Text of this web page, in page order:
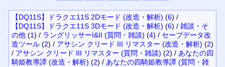
【DQ11S】ドラクエ11S 2Dモード (改造・解析) (6) /
【DQ11S】ドラクエ11S 3Dモード (改造・解析) (6) / 雑談・そ
の他 (1) / ラングリッサーI&II (質問・雑談) (4) / セーブデータ改
造ツール (2) / アサシン クリード III リマスター (改造・解析) (2)
/ アサシン クリード III リマスター (質問・雑談) (2) / あなたの四
騎姫教導譚 (改造・解析) (2) / あなたの四騎姫教導譚 (質問・雑